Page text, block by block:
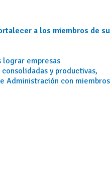
a los miembros de su
lograr empresas
y productivas,
Administración con miembros